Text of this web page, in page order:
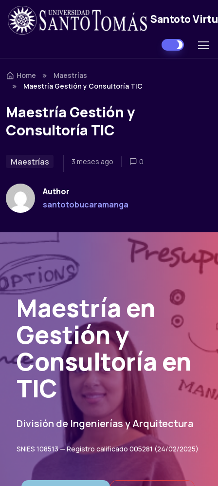
Santoto
Home
Maestrías
Maestría Gestión y Consultoría TIC
Maestría Gestión y
Consultoría TIC
Maestrías 3 meses ago 0
Author
santotobucaramanga
Maestría en
Gestión y
Consultoría en
TIC
División de Ingenierías y Arquitectura
SNIES 108513 — Registro calificado 005281 (24/02/2025)